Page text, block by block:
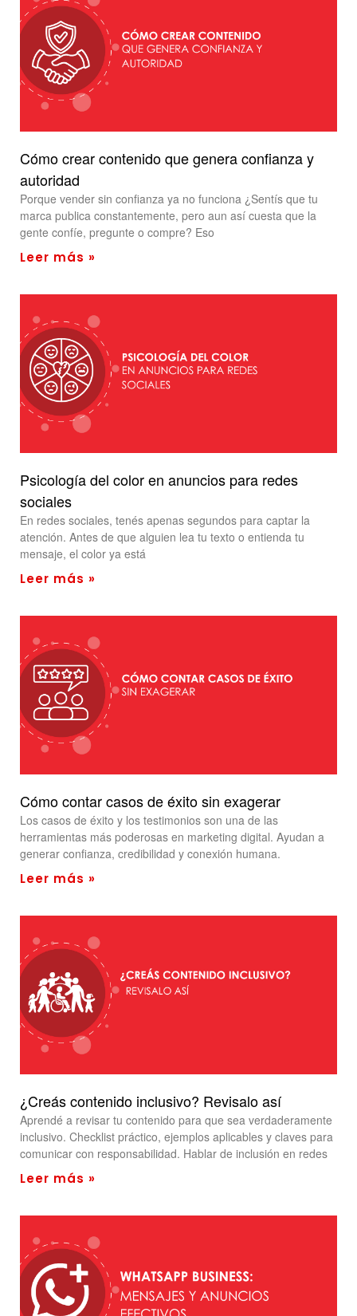
Cómo crear contenido que genera confianza y
autoridad
Porque vender sin confianza ya no funciona ¿Sentís que tu
marca publica constantemente, pero aun así cuesta que la
gente confíe, pregunte o compre? Eso
Leer más »
Psicología del color en anuncios para redes
sociales
En redes sociales, tenés apenas segundos para captar la
atención. Antes de que alguien lea tu texto o entienda tu
mensaje, el color ya está
Leer más »
Cómo contar casos de éxito sin exagerar
Los casos de éxito y los testimonios son una de las
herramientas más poderosas en marketing digital. Ayudan a
generar confianza, credibilidad y conexión humana.
Leer más »
¿Creás contenido inclusivo? Revisalo así
Aprendé a revisar tu contenido para que sea verdaderamente
inclusivo. Checklist práctico, ejemplos aplicables y claves para
comunicar con responsabilidad. Hablar de inclusión en redes
Leer más »